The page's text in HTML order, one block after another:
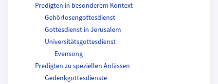
Predigten in besonderem Kontext
Gehörlosengottesdienst
Gottesdienst in Jerusalem
Universitätsgottesdienst
Evensong
Predigten zu speziellen Anlässen
Gedenkgottesdienste